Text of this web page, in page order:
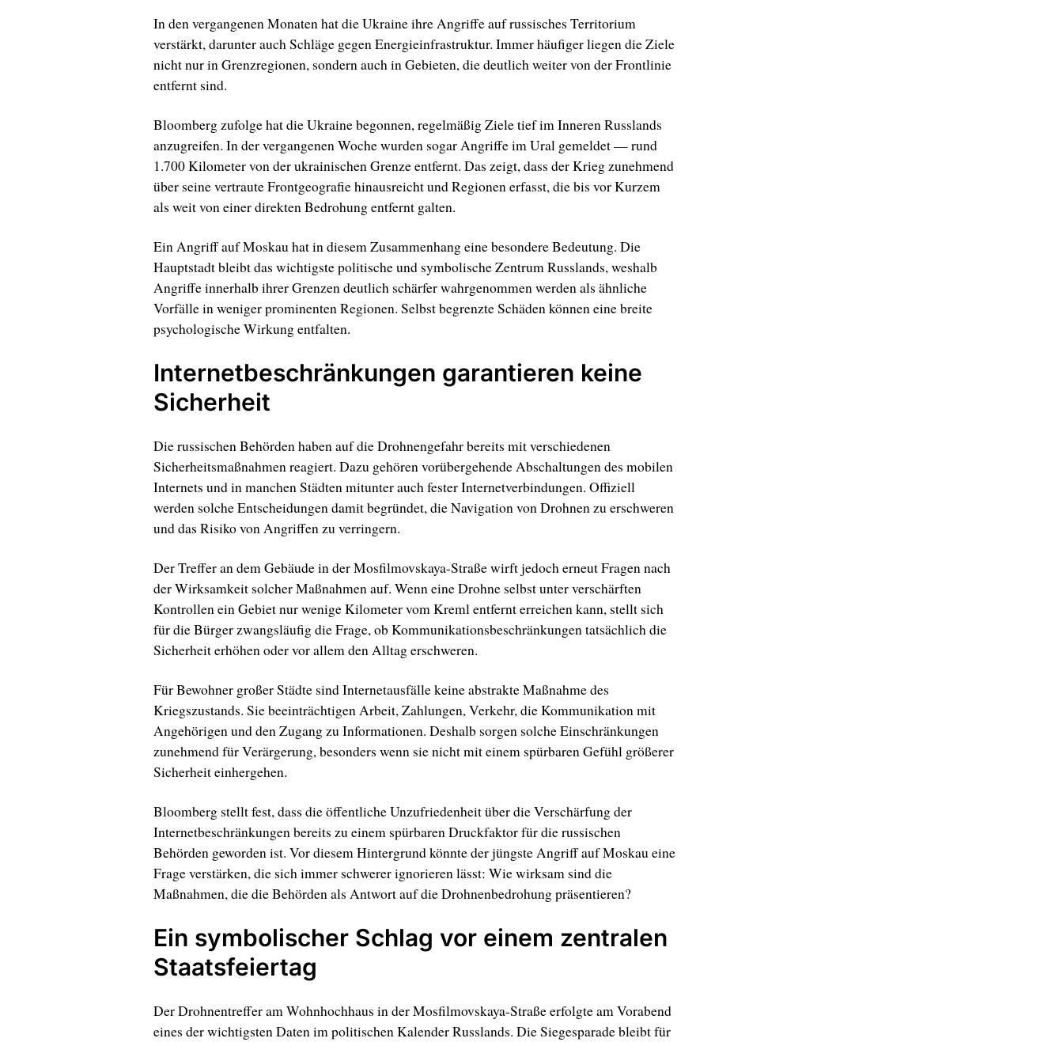
In den vergangenen Monaten hat die Ukraine ihre Angriffe auf russisches Territorium
verstärkt, darunter auch Schläge gegen Energieinfrastruktur. Immer häufiger liegen die Ziele
nicht nur in Grenzregionen, sondern auch in Gebieten, die deutlich weiter von der Frontlinie
entfernt sind.
Bloomberg zufolge hat die Ukraine begonnen, regelmäßig Ziele tief im Inneren Russlands
anzugreifen. In der vergangenen Woche wurden sogar Angriffe im Ural gemeldet — rund
1.700 Kilometer von der ukrainischen Grenze entfernt. Das zeigt, dass der Krieg zunehmend
über seine vertraute Frontgeografie hinausreicht und Regionen erfasst, die bis vor Kurzem
als weit von einer direkten Bedrohung entfernt galten.
Ein Angriff auf Moskau hat in diesem Zusammenhang eine besondere Bedeutung. Die
Hauptstadt bleibt das wichtigste politische und symbolische Zentrum Russlands, weshalb
Angriffe innerhalb ihrer Grenzen deutlich schärfer wahrgenommen werden als ähnliche
Vorfälle in weniger prominenten Regionen. Selbst begrenzte Schäden können eine breite
psychologische Wirkung entfalten.
Internetbeschränkungen garantieren keine
Sicherheit
Die russischen Behörden haben auf die Drohnengefahr bereits mit verschiedenen
Sicherheitsmaßnahmen reagiert. Dazu gehören vorübergehende Abschaltungen des mobilen
Internets und in manchen Städten mitunter auch fester Internetverbindungen. Offiziell
werden solche Entscheidungen damit begründet, die Navigation von Drohnen zu erschweren
und das Risiko von Angriffen zu verringern.
Der Treffer an dem Gebäude in der Mosfilmovskaya-Straße wirft jedoch erneut Fragen nach
der Wirksamkeit solcher Maßnahmen auf. Wenn eine Drohne selbst unter verschärften
Kontrollen ein Gebiet nur wenige Kilometer vom Kreml entfernt erreichen kann, stellt sich
für die Bürger zwangsläufig die Frage, ob Kommunikationsbeschränkungen tatsächlich die
Sicherheit erhöhen oder vor allem den Alltag erschweren.
Für Bewohner großer Städte sind Internetausfälle keine abstrakte Maßnahme des
Kriegszustands. Sie beeinträchtigen Arbeit, Zahlungen, Verkehr, die Kommunikation mit
Angehörigen und den Zugang zu Informationen. Deshalb sorgen solche Einschränkungen
zunehmend für Verärgerung, besonders wenn sie nicht mit einem spürbaren Gefühl größerer
Sicherheit einhergehen.
Bloomberg stellt fest, dass die öffentliche Unzufriedenheit über die Verschärfung der
Internetbeschränkungen bereits zu einem spürbaren Druckfaktor für die russischen
Behörden geworden ist. Vor diesem Hintergrund könnte der jüngste Angriff auf Moskau eine
Frage verstärken, die sich immer schwerer ignorieren lässt: Wie wirksam sind die
Maßnahmen, die die Behörden als Antwort auf die Drohnenbedrohung präsentieren?
Ein symbolischer Schlag vor einem zentralen
Staatsfeiertag
Der Drohnentreffer am Wohnhochhaus in der Mosfilmovskaya-Straße erfolgte am Vorabend
eines der wichtigsten Daten im politischen Kalender Russlands. Die Siegesparade bleibt für